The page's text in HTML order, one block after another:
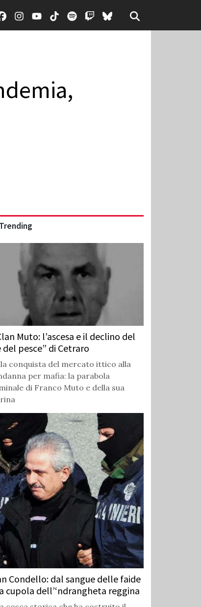
Muto: l’ascesa e il declino del
del pesce” di Cetraro
conquista del mercato ittico alla
per mafia: la parabola
di Franco Muto e della sua
Condello: dal sangue delle faide
cupola dell’‘ndrangheta reggina